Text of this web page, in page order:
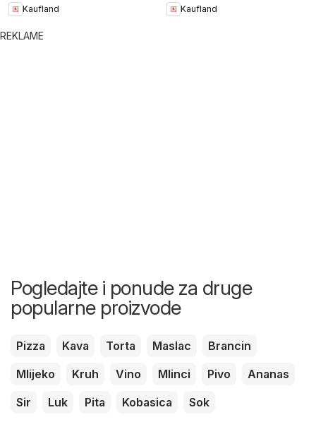
Kaufland
Kaufland
REKLAME
Pogledajte i ponude za druge
popularne proizvode
Pizza Kava Torta Maslac
Brancin
Mlijeko
Kruh Vino Mlinci Pivo
Ananas
Sir
Luk Pita Kobasica Sok